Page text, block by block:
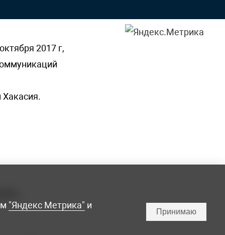
2017 г,
Хакасия.
"Яндекс Метрика" и
Принимаю